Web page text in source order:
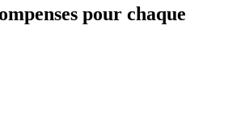
pour chaque